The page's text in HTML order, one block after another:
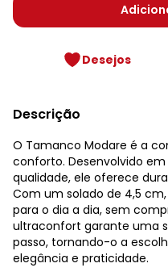
Desejos
Descrição
O Tamanco Modare é a
conforto. Desenvolvido
qualidade, ele oferece
Com um solado de 4,5
para o dia a dia, sem
ultraconfort garante uma
passo, tornando-o a
elegância e praticidade.